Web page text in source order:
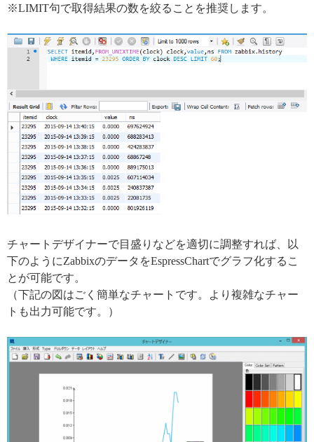
※LIMIT句で取得結果の数を絞ることを推奨します。
チャートデザイナーで目盛りなどを適切に調整すれば、以
下のようにZabbixのデータをEspressChartでグラフ化するこ
とが可能です。
（下記の図はごく簡単なチャートです。より複雑なチャー
トも出力可能です。）